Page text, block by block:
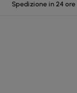
Spedizione in 24 ore